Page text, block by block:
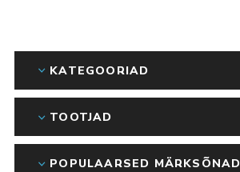
KATEGOORIAD
TOOTJAD
POPULAARSED MÄRKSÕNAD